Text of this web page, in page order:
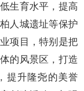
生育水平，提高
人城遗址等保护
项目，特别是把
的风景区，打造
提升隆尧的美誉